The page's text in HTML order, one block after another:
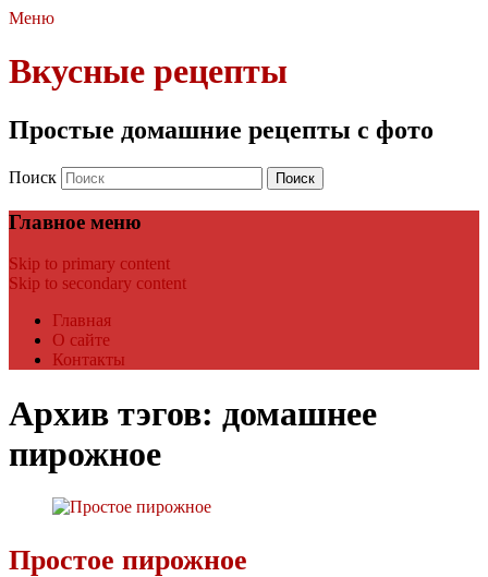
Меню
Вкусные рецепты
Простые домашние рецепты с фото
Поиск
Главное меню
Skip to primary content
Skip to secondary content
Главная
О сайте
Контакты
Архив тэгов: домашнее
пирожное
Простое пирожное